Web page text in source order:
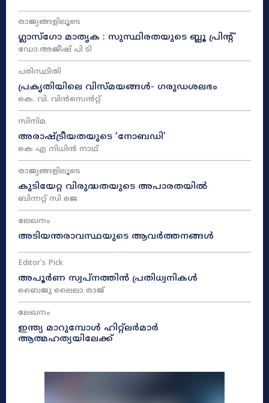
രാജ്യങ്ങളിലൂടെ
ഗ്ലാസ്ഗോ മാതൃക : സുസ്ഥിരതയുടെ ബ്ലൂ പ്രിന്റ്
ഡോ.അജീഷ് പി ടി
പരിസ്ഥിതി
പ്രകൃതിയിലെ വിസ്മയങ്ങൾ- ഗരുഡശലഭം
കെ. വി. വിൻസെൻറ്റ്
സിനിമ
അരാഷ്‌ട്രീയതയുടെ ‘നോബഡി’
കെ എ നിധിൻ നാഥ്‌
രാജ്യങ്ങളിലൂടെ
കുടിയേറ്റ വിരുദ്ധതയുടെ അപാരതയിൽ
ബിന്നറ്റ് സി ജെ
ലേഖനം
അടിയന്തരാവസ്ഥയുടെ ആവർത്തനങ്ങൾ
Editor's Pick
അപൂർണ സ്വപ്നത്തിൻ പ്രതിധ്വനികൾ
ബൈജു ലൈലാ രാജ്
ലേഖനം
ഇന്ത്യ മാറുമ്പോൾ ഹിറ്റ്ലർമാർ
ആത്മഹത്യയിലേക്ക്